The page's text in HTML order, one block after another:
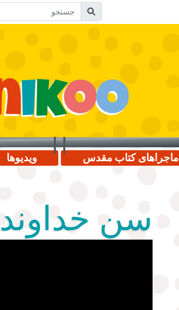
ماجراهای کتاب مقدس ویدیوها
سن خداوند